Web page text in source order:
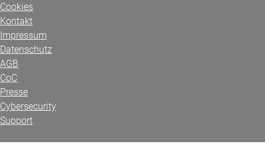
Cookies
Kontakt
Impressum
Datenschutz
AGB
CoC
Presse
Cybersecurity
Support